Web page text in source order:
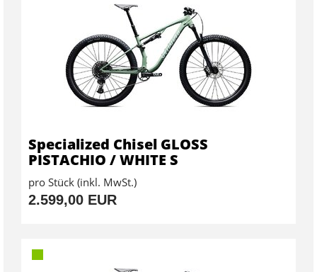
Specialized Chisel GLOSS
PISTACHIO / WHITE S
pro Stück (inkl. MwSt.)
2.599,00 EUR